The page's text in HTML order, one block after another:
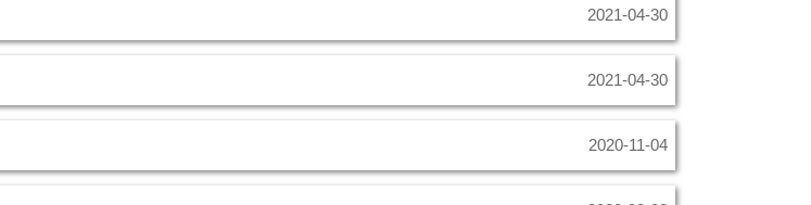
2021-04-30
2021-04-30
2020-11-04